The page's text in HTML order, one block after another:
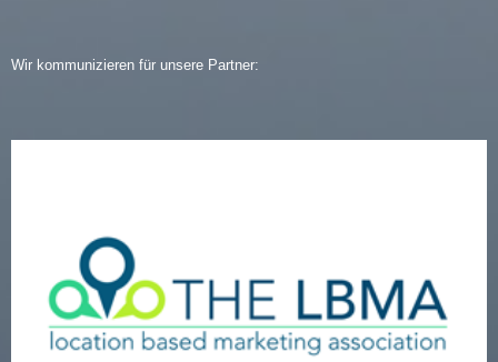
Wir kommunizieren für unsere Partner: